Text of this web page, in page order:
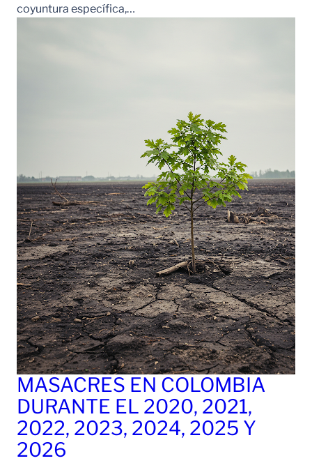
coyuntura específica,…
MASACRES EN COLOMBIA
DURANTE EL 2020, 2021,
2022, 2023, 2024, 2025 Y
2026